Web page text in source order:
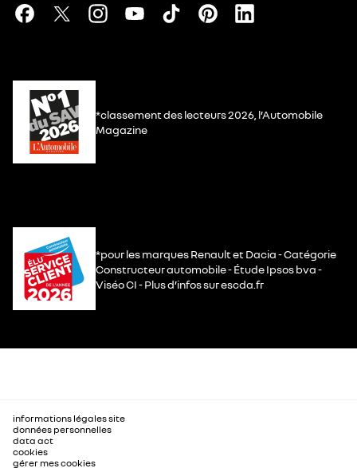
*classement des lecteurs 2026, l’Automobile
Magazine
*pour les marques Renault et Dacia - Catégorie
Constructeur automobile - Étude Ipsos bva -
Viséo CI - Plus d’infos sur escda.fr
informations légales site
données personnelles
data act
cookies
gérer mes cookies